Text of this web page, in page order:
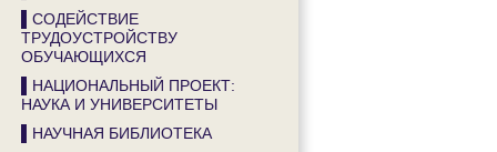
▌СОДЕЙСТВИЕ
ТРУДОУСТРОЙСТВУ
ОБУЧАЮЩИХСЯ
▌НАЦИОНАЛЬНЫЙ ПРОЕКТ:
НАУКА И УНИВЕРСИТЕТЫ
▌НАУЧНАЯ БИБЛИОТЕКА